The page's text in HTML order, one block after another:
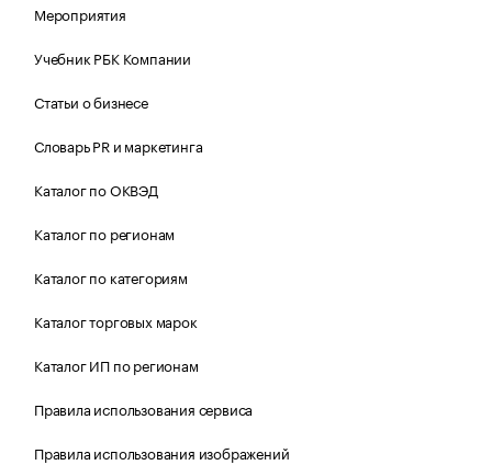
Мероприятия
Учебник РБК Компании
Статьи о бизнесе
Словарь PR и маркетинга
Каталог по ОКВЭД
Каталог по регионам
Каталог по категориям
Каталог торговых марок
Каталог ИП по регионам
Правила использования сервиса
Правила использования изображений